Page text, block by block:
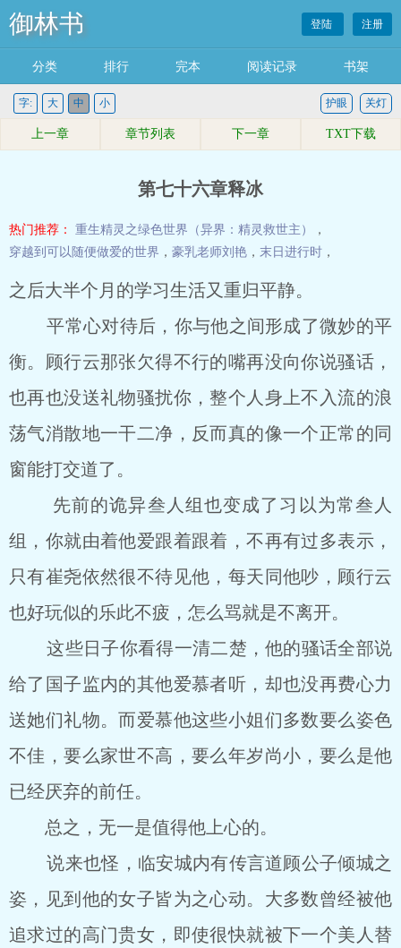
御林书 登陆 注册
分类 排行 完本 阅读记录 书架
字: 大 中 小 关灯
护眼
上一章 章节列表 下一章 TXT下载
第七十六章释冰
热门推荐： 重生精灵之绿色世界（异界：精灵救世主）
，
穿越到可以随便做爱的世界 ， 豪乳老师刘艳 ， 末日进行时 ，
之后大半个月的学习生活又重归平静。
平常心对待后，你与他之间形成了微妙的平
衡。顾行云那张欠得不行的嘴再没向你说骚话，
也再也没送礼物骚扰你，整个人身上不入流的浪
荡气消散地一干二净，反而真的像一个正常的同
窗能打交道了。
先前的诡异叁人组也变成了习以为常叁人
组，你就由着他爱跟着跟着，不再有过多表示，
只有崔尧依然很不待见他，每天同他吵，顾行云
也好玩似的乐此不疲，怎么骂就是不离开。
这些日子你看得一清二楚，他的骚话全部说
给了国子监内的其他爱慕者听，却也没再费心力
送她们礼物。而爱慕他这些小姐们多数要么姿色
不佳，要么家世不高，要么年岁尚小，要么是他
已经厌弃的前任。
总之，无一是值得他上心的。
说来也怪，临安城内有传言道顾公子倾城之
姿，见到他的女子皆为之心动。大多数曾经被他
追求过的高门贵女，即使很快就被下一个美人替